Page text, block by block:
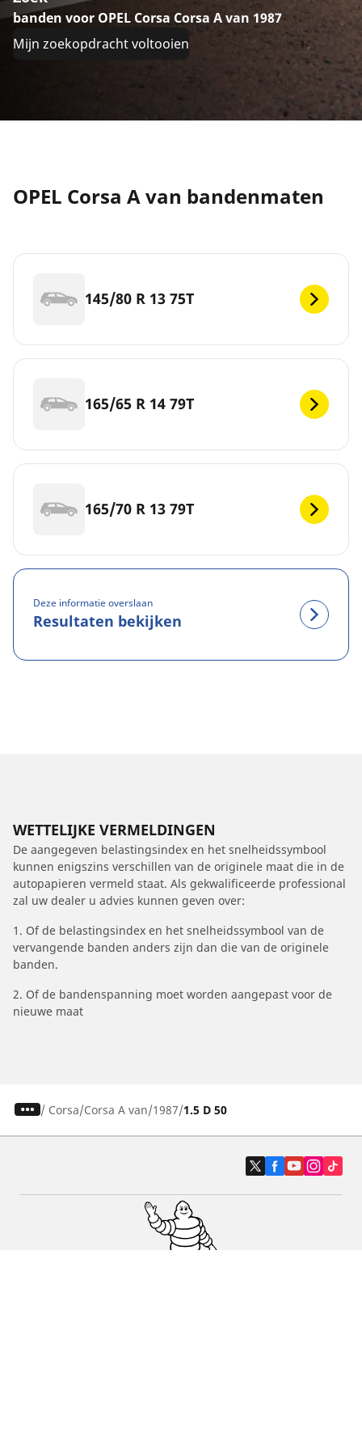
banden voor OPEL Corsa Corsa A van 1987
Mijn zoekopdracht voltooien
OPEL Corsa A van bandenmaten
145/80 R 13 75T
165/65 R 14 79T
165/70 R 13 79T
Deze informatie overslaan
Resultaten bekijken
WETTELIJKE VERMELDINGEN
De aangegeven belastingsindex en het snelheidssymbool
kunnen enigszins verschillen van de originele maat die in de
autopapieren vermeld staat. Als gekwalificeerde professional
zal uw dealer u advies kunnen geven over:
1. Of de belastingsindex en het snelheidssymbool van de
vervangende banden anders zijn dan die van de originele
banden.
2. Of de bandenspanning moet worden aangepast voor de
nieuwe maat
/ Corsa Corsa A van 1987 1.5 D 50